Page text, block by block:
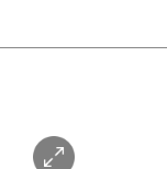
이